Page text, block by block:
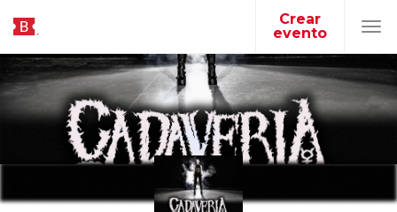
Crear
evento